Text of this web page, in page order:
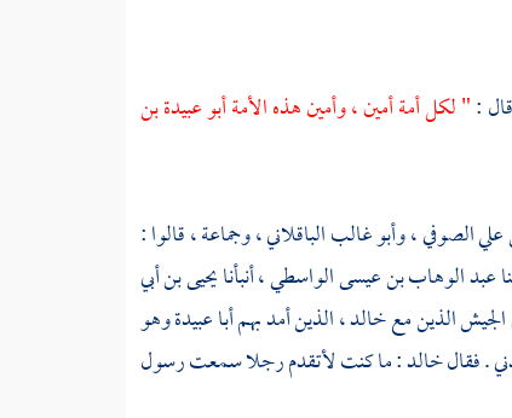
:" لكل أمة أمين ، وأمين هذه الأمةأبو عبيدة بن
علي الصوفي ،وأبو غالب الباقلاني ،وجماعة ، قالوا :
عبد الوهاب بن عيسى الواسطي ،أنبأنايحيى بن أبي
الذين معخالد ،الذين أمد بهمأبا عبيدةوهو
. فقالخالد: ما كنت لأتقدم رجلا سمعت رسول